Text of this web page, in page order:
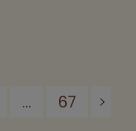
... 67